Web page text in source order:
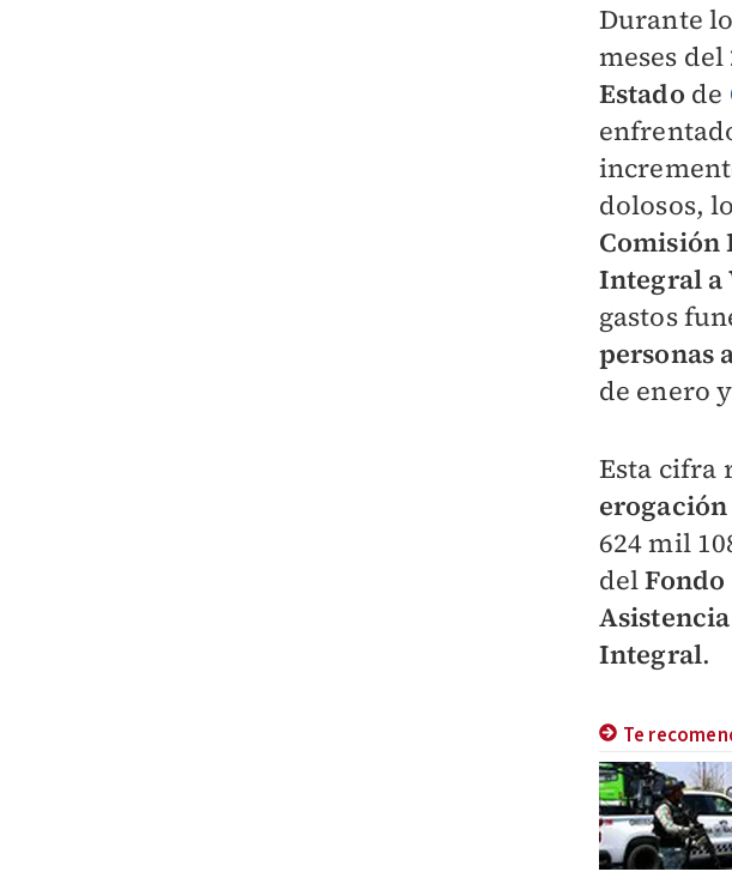
Durante
meses del
Estado de
dolosos,
Comisión
Integral a
gastos
personas
de enero
Esta cifra
erogación
624 mil
del
Integral.
Te